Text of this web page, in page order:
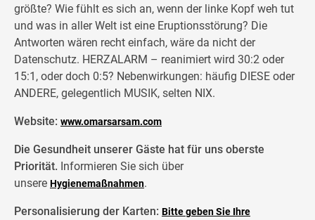
größte? Wie fühlt es sich an, wenn der linke Kopf weh tut
und was in aller Welt ist eine Eruptionsstörung? Die
Antworten wären recht einfach, wäre da nicht der
Datenschutz. HERZALARM – reanimiert wird 30:2 oder
15:1, oder doch 0:5? Nebenwirkungen: häufig DIESE oder
ANDERE, gelegentlich MUSIK, selten NIX.
Website: www.omarsarsam.com
Die Gesundheit unserer Gäste hat für uns oberste
Priorität. Informieren Sie sich über
unsere Hygienemaßnahmen.
Personalisierung der Karten: Bitte geben Sie Ihre